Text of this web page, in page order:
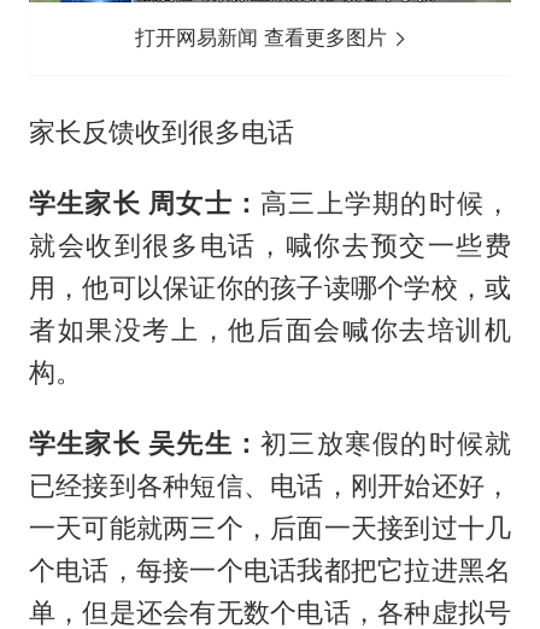
打开网易新闻 查看更多图片
家长反馈收到很多电话
学生家长 周女士： 高三上学期的时候，
就会收到很多电话，喊你去预交一些费
用，他可以保证你的孩子读哪个学校，或
者如果没考上，他后面会喊你去培训机
构。
学生家长 吴先生：初三放寒假的时候就
已经接到各种短信、电话，刚开始还好，
一天可能就两三个，后面一天接到过十几
个电话，每接一个电话我都把它拉进黑名
单，但是还会有无数个电话，各种虚拟号